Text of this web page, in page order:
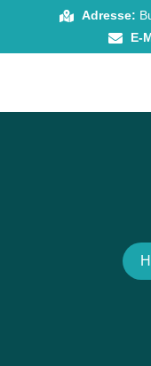
springen
Adresse:
E-